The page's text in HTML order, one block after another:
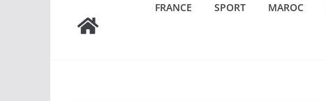
FRANCE SPORT MAROC